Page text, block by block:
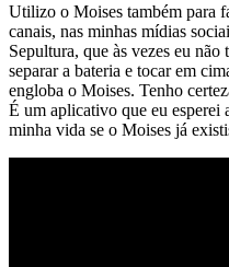
Utilizo o Moises também para
canais, nas minhas mídias
Sepultura, que às vezes eu não
separar a bateria e tocar em
engloba o Moises. Tenho
É um aplicativo que eu
minha vida se o Moises já